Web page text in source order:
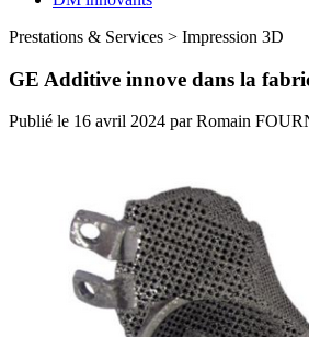
Prestations & Services > Impression 3D
GE Additive innove dans la
Publié le 16 avril 2024 parRomain